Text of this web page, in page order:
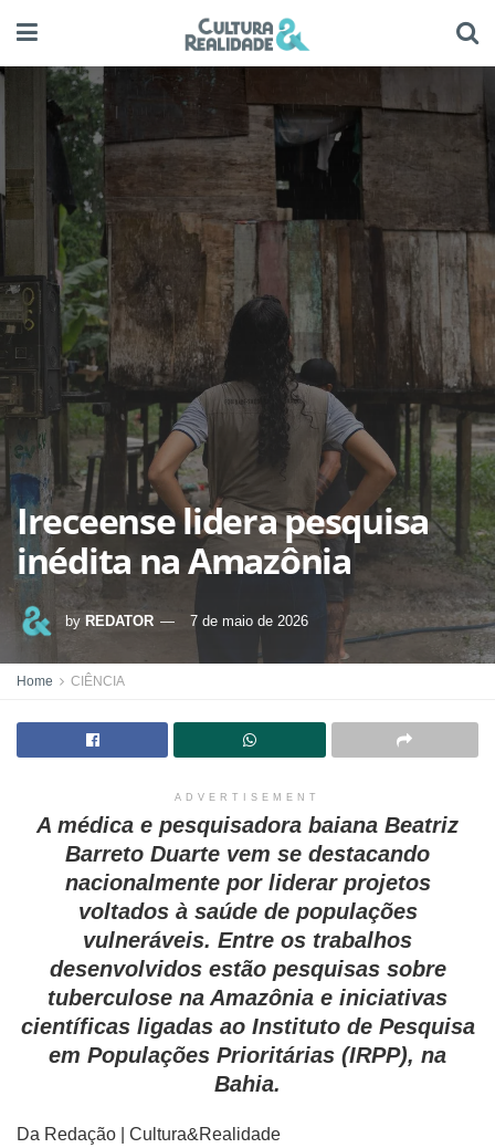
Ireceense lidera pesquisa
inédita na Amazônia
by REDATOR 7 de maio de 2026
Home CIÊNCIA
ADVERTISEMENT
A médica e pesquisadora baiana Beatriz
Barreto Duarte vem se destacando
nacionalmente por liderar projetos
voltados à saúde de populações
vulneráveis. Entre os trabalhos
desenvolvidos estão pesquisas sobre
tuberculose na Amazônia e iniciativas
científicas ligadas ao Instituto de Pesquisa
em Populações Prioritárias (IRPP), na
Bahia.
Da Redação | Cultura&Realidade